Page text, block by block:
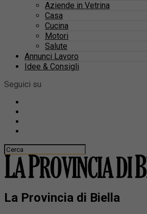
Aziende in Vetrina
Casa
Cucina
Motori
Salute
Annunci Lavoro
Idee & Consigli
Seguici su
La Provincia di Biella